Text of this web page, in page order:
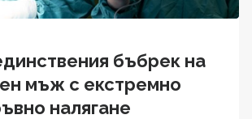
бъбрек на
мъж с екстремно
налягане